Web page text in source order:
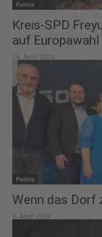
Politik
Kreis-SPD
auf Europawahl
14. April 2024
Politik
Wenn das Dorf
9. April 2024